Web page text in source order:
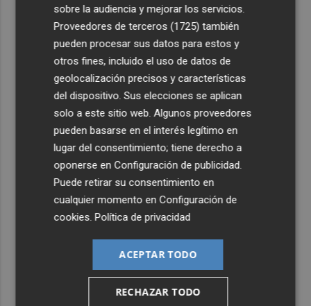
sobre la audiencia y mejorar los servicios.
Proveedores de terceros (1725) también
pueden procesar sus datos para estos y
otros fines, incluido el uso de datos de
geolocalización precisos y características
del dispositivo. Sus elecciones se aplican
solo a este sitio web. Algunos proveedores
pueden basarse en el interés legítimo en
lugar del consentimiento; tiene derecho a
oponerse enConfiguración de publicidad.
Puede retirar su consentimiento en
cualquier momento enConfiguración de
cookies.Política de privacidad
ACEPTAR TODO
RECHAZAR TODO